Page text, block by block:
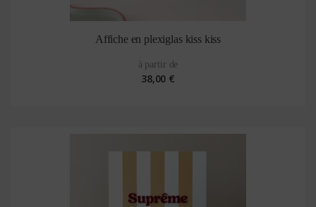
Affiche en plexiglas kiss kiss
à partir de
38,00 €